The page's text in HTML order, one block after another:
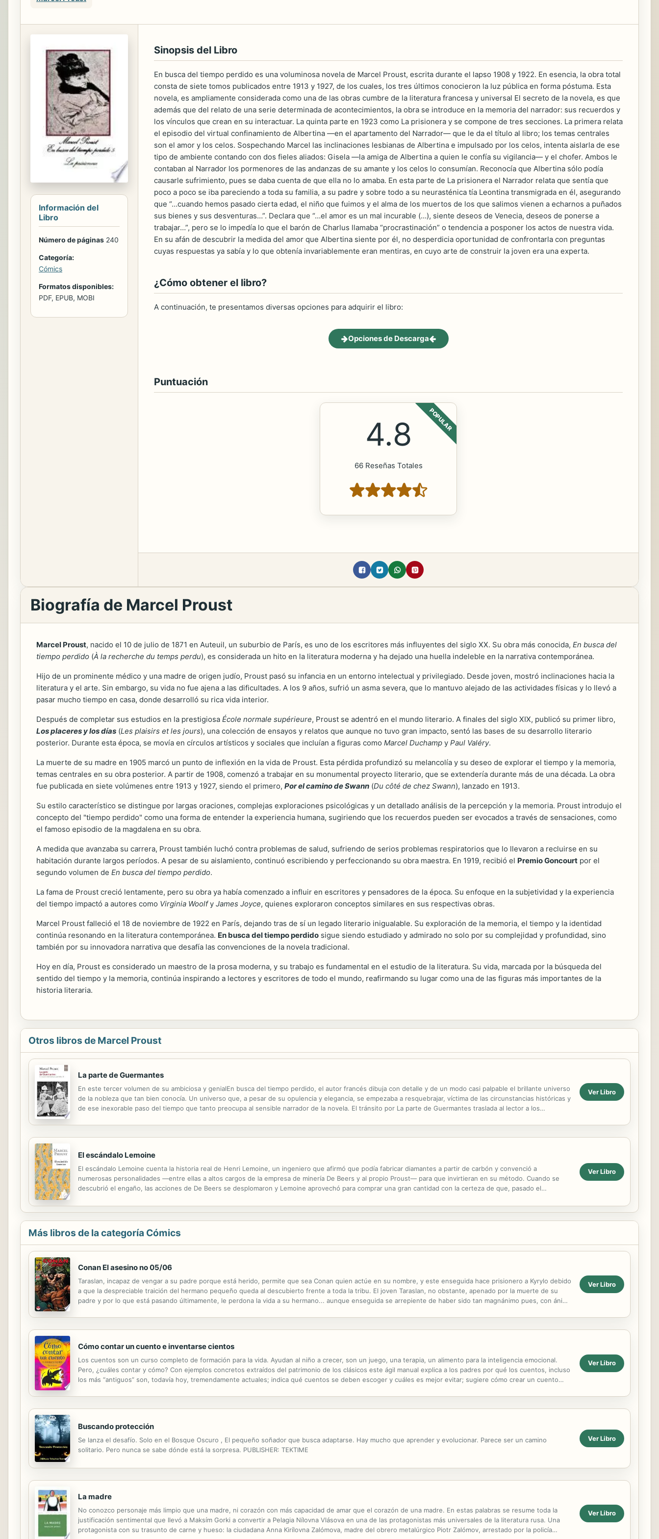
Información del
Libro
Número de páginas 240
Categoría:
Cómics
Formatos disponibles:
PDF, EPUB, MOBI
Sinopsis del Libro
En busca del tiempo perdido es una voluminosa novela de Marcel Proust, escrita durante el lapso 1908 y 1922. En esencia, la obra total
consta de siete tomos publicados entre 1913 y 1927, de los cuales, los tres últimos conocieron la luz pública en forma póstuma. Esta
novela, es ampliamente considerada como una de las obras cumbre de la literatura francesa y universal El secreto de la novela, es que
además que del relato de una serie determinada de acontecimientos, la obra se introduce en la memoria del narrador: sus recuerdos y
los vínculos que crean en su interactuar. La quinta parte en 1923 como La prisionera y se compone de tres secciones. La primera relata
el episodio del virtual confinamiento de Albertina —en el apartamento del Narrador— que le da el título al libro; los temas centrales
son el amor y los celos. Sospechando Marcel las inclinaciones lesbianas de Albertina e impulsado por los celos, intenta aislarla de ese
tipo de ambiente contando con dos fieles aliados: Gisela —la amiga de Albertina a quien le confía su vigilancia— y el chofer. Ambos le
contaban al Narrador los pormenores de las andanzas de su amante y los celos lo consumían. Reconocía que Albertina sólo podía
causarle sufrimiento, pues se daba cuenta de que ella no lo amaba. En esta parte de La prisionera el Narrador relata que sentía que
poco a poco se iba pareciendo a toda su familia, a su padre y sobre todo a su neurasténica tía Leontina transmigrada en él, asegurando
que “…cuando hemos pasado cierta edad, el niño que fuimos y el alma de los muertos de los que salimos vienen a echarnos a puñados
sus bienes y sus desventuras…”. Declara que “…el amor es un mal incurable (…), siente deseos de Venecia, deseos de ponerse a
trabajar…”, pero se lo impedía lo que el barón de Charlus llamaba “procrastinación” o tendencia a posponer los actos de nuestra vida.
En su afán de descubrir la medida del amor que Albertina siente por él, no desperdicia oportunidad de confrontarla con preguntas
cuyas respuestas ya sabía y lo que obtenía invariablemente eran mentiras, en cuyo arte de construir la joven era una experta.
¿Cómo obtener el libro?
A continuación, te presentamos diversas opciones para adquirir el libro:
Opciones de Descarga
Puntuación
POPULAR
4.8
66 Reseñas Totales
Biografía de Marcel Proust
Marcel Proust, nacido el 10 de julio de 1871 en Auteuil, un suburbio de París, es uno de los escritores más influyentes del siglo XX. Su obra más conocida, En busca del
tiempo perdido (À la recherche du temps perdu), es considerada un hito en la literatura moderna y ha dejado una huella indeleble en la narrativa contemporánea.
Hijo de un prominente médico y una madre de origen judío, Proust pasó su infancia en un entorno intelectual y privilegiado. Desde joven, mostró inclinaciones hacia la
literatura y el arte. Sin embargo, su vida no fue ajena a las dificultades. A los 9 años, sufrió un asma severa, que lo mantuvo alejado de las actividades físicas y lo llevó a
pasar mucho tiempo en casa, donde desarrolló su rica vida interior.
Después de completar sus estudios en la prestigiosa École normale supérieure, Proust se adentró en el mundo literario. A finales del siglo XIX, publicó su primer libro,
Los placeres y los días (Les plaisirs et les jours), una colección de ensayos y relatos que aunque no tuvo gran impacto, sentó las bases de su desarrollo literario
posterior. Durante esta época, se movía en círculos artísticos y sociales que incluían a figuras como Marcel Duchamp y Paul Valéry.
La muerte de su madre en 1905 marcó un punto de inflexión en la vida de Proust. Esta pérdida profundizó su melancolía y su deseo de explorar el tiempo y la memoria,
temas centrales en su obra posterior. A partir de 1908, comenzó a trabajar en su monumental proyecto literario, que se extendería durante más de una década. La obra
fue publicada en siete volúmenes entre 1913 y 1927, siendo el primero, Por el camino de Swann (Du côté de chez Swann), lanzado en 1913.
Su estilo característico se distingue por largas oraciones, complejas exploraciones psicológicas y un detallado análisis de la percepción y la memoria. Proust introdujo el
concepto del "tiempo perdido" como una forma de entender la experiencia humana, sugiriendo que los recuerdos pueden ser evocados a través de sensaciones, como
el famoso episodio de la magdalena en su obra.
A medida que avanzaba su carrera, Proust también luchó contra problemas de salud, sufriendo de serios problemas respiratorios que lo llevaron a recluirse en su
habitación durante largos períodos. A pesar de su aislamiento, continuó escribiendo y perfeccionando su obra maestra. En 1919, recibió el Premio Goncourt por el
segundo volumen de En busca del tiempo perdido.
La fama de Proust creció lentamente, pero su obra ya había comenzado a influir en escritores y pensadores de la época. Su enfoque en la subjetividad y la experiencia
del tiempo impactó a autores como Virginia Woolfy James Joyce, quienes exploraron conceptos similares en sus respectivas obras.
Marcel Proust falleció el 18 de noviembre de 1922 en París, dejando tras de sí un legado literario inigualable. Su exploración de la memoria, el tiempo y la identidad
continúa resonando en la literatura contemporánea. En busca del tiempo perdido sigue siendo estudiado y admirado no solo por su complejidad y profundidad, sino
también por su innovadora narrativa que desafía las convenciones de la novela tradicional.
Hoy en día, Proust es considerado un maestro de la prosa moderna, y su trabajo es fundamental en el estudio de la literatura. Su vida, marcada por la búsqueda del
sentido del tiempo y la memoria, continúa inspirando a lectores y escritores de todo el mundo, reafirmando su lugar como una de las figuras más importantes de la
historia literaria.
Otros libros de Marcel Proust
La parte de Guermantes
En este tercer volumen de su ambiciosa y genialEn busca del tiempo perdido, el autor francés dibuja con detalle y de un modo casi palpable el brillante universo
de la nobleza que tan bien conocía. Un universo que, a pesar de su opulencia y elegancia, se empezaba a resquebrajar, víctima de las circunstancias históricas y
de ese inexorable paso del tiempo que tanto preocupa al sensible narrador de la novela. El tránsito por La parte de Guermantes traslada al lector a los
Ver Libro
El escándalo Lemoine
El escándalo Lemoine cuenta la historia real de Henri Lemoine, un ingeniero que afirmó que podía fabricar diamantes a partir de carbón y convenció a
numerosas personalidades —entre ellas a altos cargos de la empresa de minería De Beers y al propio Proust— para que invirtieran en su método. Cuando se
descubrió el engaño, las acciones de De Beers se desplomaron y Lemoine aprovechó para comprar una gran cantidad con la certeza de que, pasado el
Ver Libro
Más libros de la categoría Cómics
Conan El asesino no 05/06
Taraslan, incapaz de vengar a su padre porque está herido, permite que sea Conan quien actúe en su nombre, y este enseguida hace prisionero a Kyrylo debido
a que la despreciable traición del hermano pequeño queda al descubierto frente a toda la tribu. El joven Taraslan, no obstante, apenado por la muerte de su
padre y por lo que está pasando últimamente, le perdona la vida a su hermano... aunque enseguida se arrepiente de haber sido tan magnánimo pues, con ánimo
Ver Libro
Cómo contar un cuento e inventarse cientos
Los cuentos son un curso completo de formación para la vida. Ayudan al niño a crecer, son un juego, una terapia, un alimento para la inteligencia emocional.
Pero, ¿cuáles contar y cómo? Con ejemplos concretos extraídos del patrimonio de los clásicos este ágil manual explica a los padres por qué los cuentos, incluso
los más “antiguos” son, todavía hoy, tremendamente actuales; indica qué cuentos se deben escoger y cuáles es mejor evitar; sugiere cómo crear un cuento
Ver Libro
Buscando protección
Se lanza el desafío. Solo en el Bosque Oscuro , El pequeño soñador que busca adaptarse. Hay mucho que aprender y evolucionar. Parece ser un camino
solitario. Pero nunca se sabe dónde está la sorpresa. PUBLISHER: TEKTIME
Ver Libro
La madre
No conozco personaje más limpio que una madre, ni corazón con más capacidad de amar que el corazón de una madre. En estas palabras se resume toda la
justificación sentimental que llevó a Maksím Gorki a convertir a Pelagia Nílovna Vlásova en una de las protagonistas más universales de la literatura rusa. Una
protagonista con su trasunto de carne y hueso: la ciudadana Anna Kirílovna Zalómova, madre del obrero metalúrgico Piotr Zalómov, arrestado por la policía
Ver Libro